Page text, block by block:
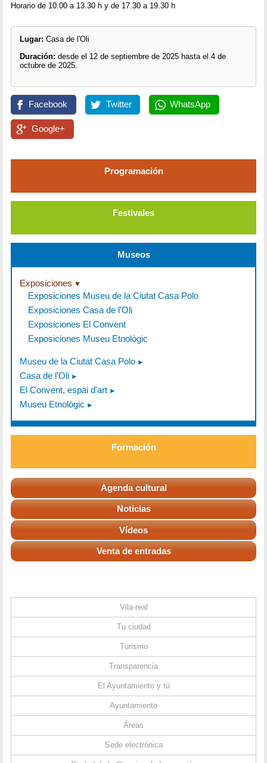
Horario de 10.00 a 13.30 h y de 17.30 a 19.30 h
Lugar: Casa de l'Oli
Duración: desde el 12 de septiembre de 2025 hasta el 4 de
octubre de 2025.
Facebook Twitter WhatsApp
Google+
Programación
Festivales
Museos
Exposiciones
Exposiciones Museu de la Ciutat Casa Polo
Exposiciones Casa de l'Oli
Exposiciones El Convent
Exposiciones Museu Etnològic
Museu de la Ciutat Casa Polo
Casa de l'Oli
El Convent, espai d'art
Museu Etnològic
Formación
Agenda cultural
Noticias
Vídeos
Venta de entradas
Vila-real
Tu ciudad
Turismo
Transparencia
El Ayuntamiento y tú
Ayuntamiento
Áreas
Sede electrónica